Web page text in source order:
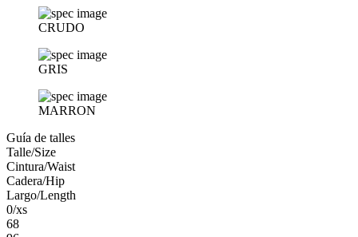
CRUDO
GRIS
MARRON
Guía de talles
Talle/Size
Cintura/Waist
Cadera/Hip
Largo/Length
0/xs
68